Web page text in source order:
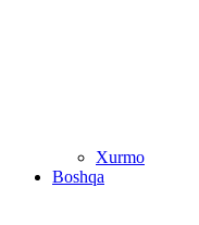
Xurmo
Boshqa